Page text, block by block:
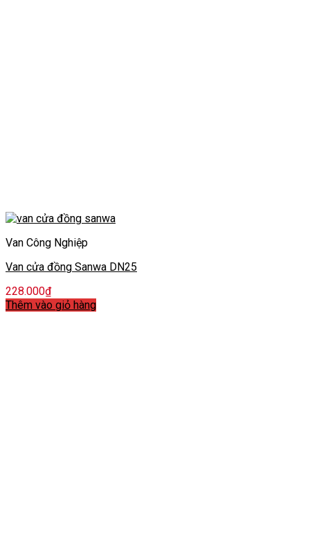
Van Công Nghiệp
Van cửa đồng Sanwa DN25
228.000₫
Thêm vào giỏ hàng